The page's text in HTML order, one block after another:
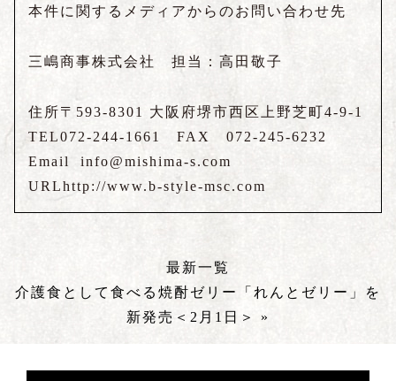
本件に関するメディアからのお問い合わせ先
三嶋商事株式会社 担当：高田敬子
住所〒593-8301 大阪府堺市西区上野芝町4-9-1
TEL072-244-1661 FAX 072-245-6232
Email info@mishima-s.com
URLhttp://www.b-style-msc.com
最新一覧
介護食として食べる焼酎ゼリー「れんとゼリー」を
新発売＜2月1日＞ »